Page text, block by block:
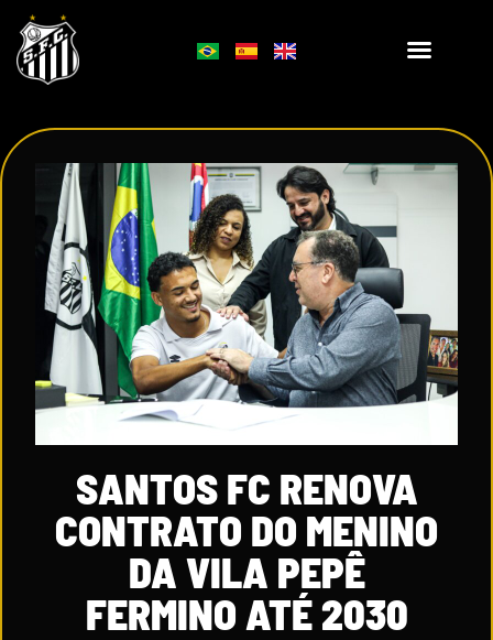
SANTOS FC RENOVA
CONTRATO DO MENINO
DA VILA PEPÊ
FERMINO ATÉ 2030